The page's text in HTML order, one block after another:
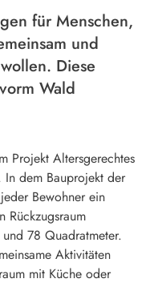
für Menschen,
und
Diese
Wald
Projekt Altersgerechtes
In dem Bauprojekt der
Bewohner ein
Rückzugsraum
78 Quadratmeter.
Aktivitäten
mit Küche oder